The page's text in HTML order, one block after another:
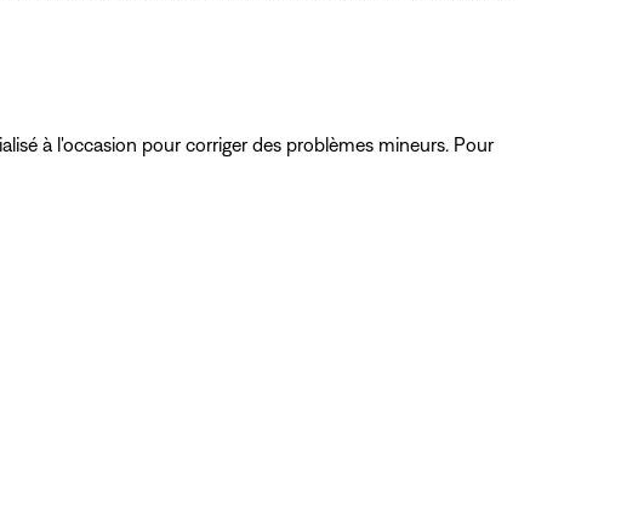
à l'occasion pour corriger des problèmes mineurs. Pour